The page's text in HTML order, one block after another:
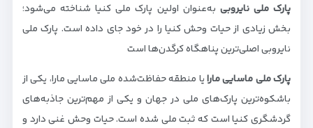
پارک ملی نایروبی به‌عنوان اولین پارک ملی کنیا شناخته می‌شود؛
بخش زیادی از حیات وحش کنیا را در خود جای داده است. پارک ملی
نایروبی اصلی‌ترین پناهگاه کرگدن‌ها ‌است
پارک ملی ماسایی مارایا منطقه حفاظت‌شده ملی ماسایی مارا، یکی از
باشکوه‌ترین پارک‌های ملی در جهان و یکی از مهم‌ترین جاذبه‌های
گردشگری کنیا است که ثبت ملی شده است. حیات وحش غنی دارد و